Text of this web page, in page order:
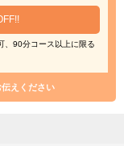
、90分コース以上に限る
えください